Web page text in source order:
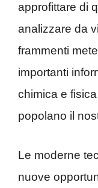
approfittare di
analizzare da
frammenti
importanti
chimica e
popolano il
Le moderne
nuove